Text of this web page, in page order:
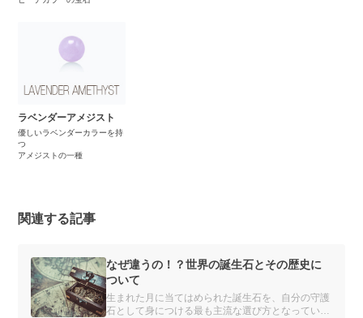
ラベンダーアメジスト
優しいラベンダーカラーを持
つ
アメジストの一種
関連する記事
なぜ違うの！？世界の誕生石とその歴史に
ついて
生まれた月に当てはめられた誕生石を、自分の守護
石として身につける最も主流な選び方となっている